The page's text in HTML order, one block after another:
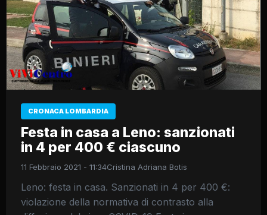
CRONACA LOMBARDIA
Festa in casa a Leno: sanzionati
in 4 per 400 € ciascuno
11 Febbraio 2021 - 11:34Cristina Adriana Botis
Leno: festa in casa. Sanzionati in 4 per 400 €:
violazione della normativa di contrasto alla